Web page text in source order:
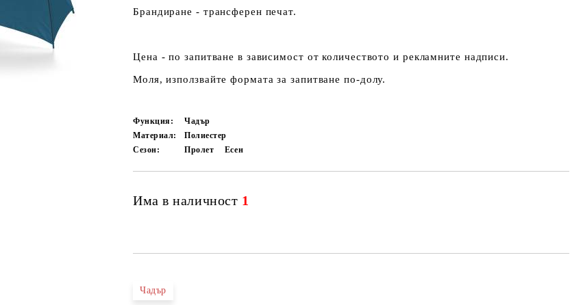
Брандиране - трансферен печат.
Цена - по запитване в зависимост от количеството и рекламните надписи.
Моля, използвайте формата за запитване по-долу.
Функция:
Чадър
Материал:
Полиестер
Сезон:
Пролет Есен
Има в наличност 1
Чадър